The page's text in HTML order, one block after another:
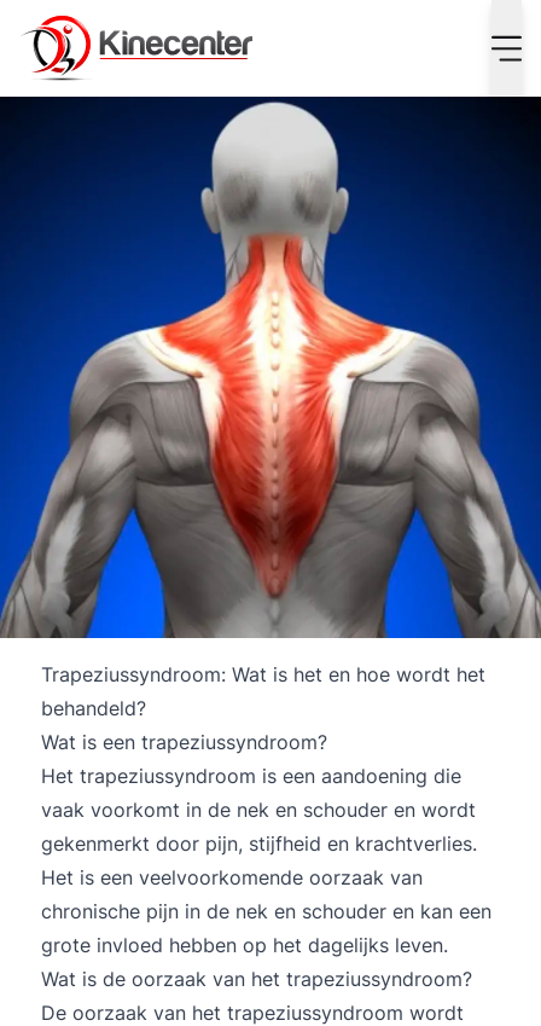
Wat is een trapeziussyndroom?
Trapeziussyndroom: Wat is het en hoe wordt het
behandeld?
Wat is een trapeziussyndroom?
Het trapeziussyndroom is een aandoening die
vaak voorkomt in de nek en schouder en wordt
gekenmerkt door pijn, stijfheid en krachtverlies.
Het is een veelvoorkomende oorzaak van
chronische pijn in de nek en schouder en kan een
grote invloed hebben op het dagelijks leven.
Wat is de oorzaak van het trapeziussyndroom?
De oorzaak van het trapeziussyndroom wordt